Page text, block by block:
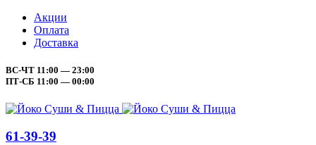
Акции
Оплата
Доставка
ВС-ЧТ 11:00 — 23:00
ПТ-СБ 11:00 — 00:00
61-39-39